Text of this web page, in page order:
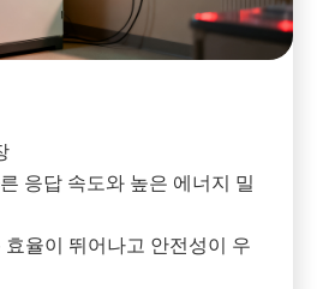
응답 속도와 높은 에너지 밀
효율이 뛰어나고 안전성이 우